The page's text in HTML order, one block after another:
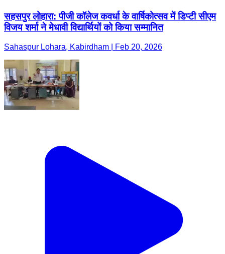
सहसपुर लोहारा: पीजी कॉलेज कवर्धा के वार्षिकोत्सव में डिप्टी सीएम
विजय शर्मा ने मेधावी विद्यार्थियों को किया सम्मानित
Sahaspur Lohara, Kabirdham | Feb 20, 2026